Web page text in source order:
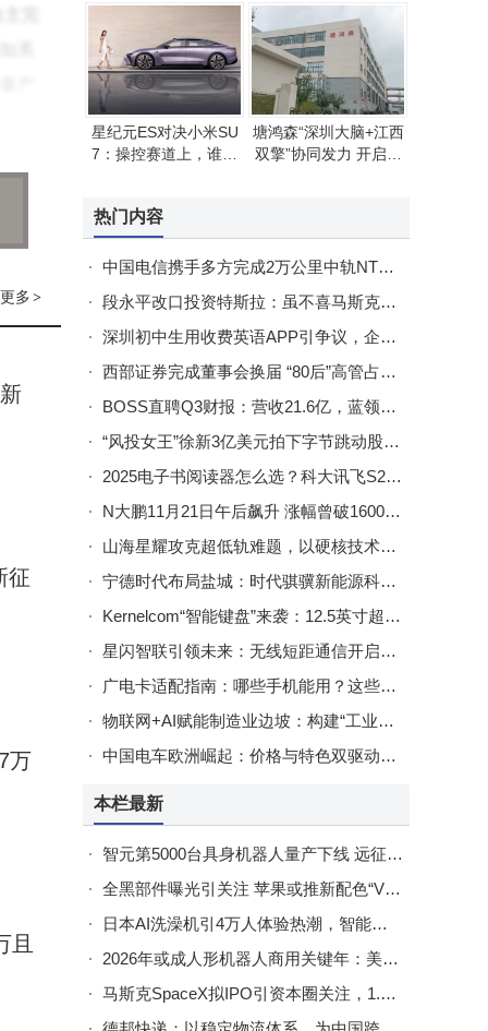
更多 >
征
万
且
星纪元ES对决小米SU
7：操控赛道上，谁才
塘鸿森“深圳大脑+江西
双擎”协同发力 开启新
热门内容
中国电信携手多方完成2万公里中轨NTN在轨试验 速率达140Mbps
段永平改口投资特斯拉：虽不喜马斯克品行，仍看好其十年后价值
深圳初中生用收费英语APP引争议，企业回应：定制内容不同致定价差异
西部证券完成董事会换届 “80后”高管占比半数引领管理层年轻化
BOSS直聘Q3财报：营收21.6亿，蓝领下沉市场驱动就业新趋势
“风投女王”徐新3亿美元拍下字节跳动股权 估值跃升全球第二引热议
2025电子书阅读器怎么选？科大讯飞S2与Kindle等主流品牌全方位对比
N大鹏11月21日午后飙升 涨幅曾破1600% 换手率超九成六
山海星耀攻克超低轨难题，以硬核技术逐梦空天新蓝海
宁德时代布局盐城：时代骐骥新能源科技公司成立 注册资本500万
Kernelcom“智能键盘”来袭：12.5英寸超宽屏，AMD/Intel双版本可选
星闪智联引领未来：无线短距通信开启智能社会新篇章
广电卡适配指南：哪些手机能用？这些旗舰机型可能不兼容！
物联网+AI赋能制造业边坡：构建“工业大脑”实现安全与效率双提升
中国电车欧洲崛起：价格与特色双驱动，撕开欧洲车市竞争真相
本栏最新
智元第5000台具身机器人量产下线 远征A2还创下吉尼斯世界纪录
全黑部件曝光引关注 苹果或推新配色“Vision Air”头显
日本AI洗澡机引4万人体验热潮，智能浴室能否借此开启全新篇章？
2026年或成人形机器人商用关键年：美中日三国路径各异竞逐市场
马斯克SpaceX拟IPO引资本圈关注，1.5万亿美元估值是机遇还是泡沫？